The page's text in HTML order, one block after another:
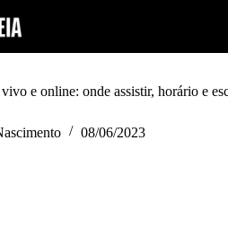
e online: onde assistir, horário e
08/06/2023